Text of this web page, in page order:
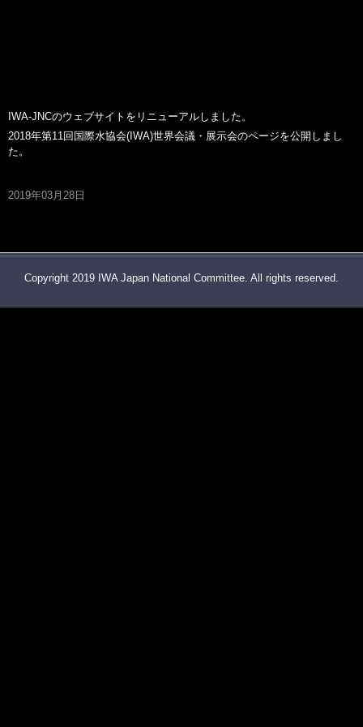
IWA-JNCのウェブサイトをリニューアルしました。
2018年第11回国際水協会(IWA)世界会議・展示会のページを公開しまし
た。
2019年03月28日
Copyright 2019 IWA Japan National Committee. All rights reserved.